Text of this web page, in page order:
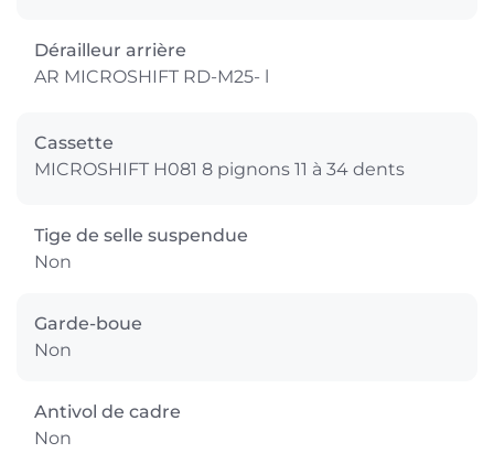
Dérailleur arrière
AR MICROSHIFT RD-M25- l
Cassette
MICROSHIFT H081 8 pignons 11 à 34 dents
Tige de selle suspendue
Non
Garde-boue
Non
Antivol de cadre
Non